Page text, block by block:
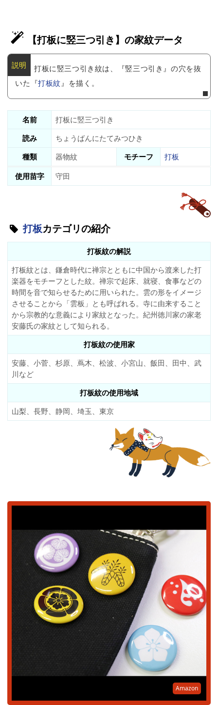
【打板に竪三つ引き】の家紋データ
打板に竪三つ引き紋は、『竪三つ引き』の穴を抜
いた『打板紋』を描く。
名前
打板に竪三つ引き
読み
ちょうばんにたてみつひき
種類
器物紋 モチーフ
打板
使用苗字
守田
打板カテゴリの紹介
打板紋の解説
打板紋とは、鎌倉時代に禅宗とともに中国から渡来した打
楽器をモチーフとした紋。禅宗で起床、就寝、食事などの
時間を音で知らせるために用いられた。雲の形をイメージ
させることから「雲板」とも呼ばれる。寺に由来すること
から宗教的な意義により家紋となった。紀州徳川家の家老
安藤氏の家紋として知られる。
打板紋の使用家
安藤、小菅、杉原、蔦木、松波、小宮山、飯田、田中、武
川など
打板紋の使用地域
山梨、長野、静岡、埼玉、東京
Amazon